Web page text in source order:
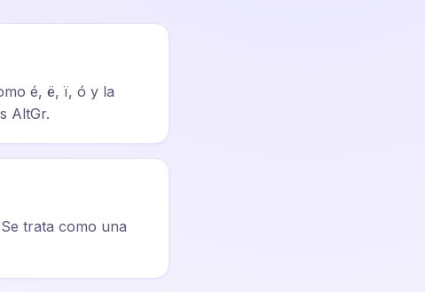
é, ë, ï, ó y la
AltGr.
trata como una